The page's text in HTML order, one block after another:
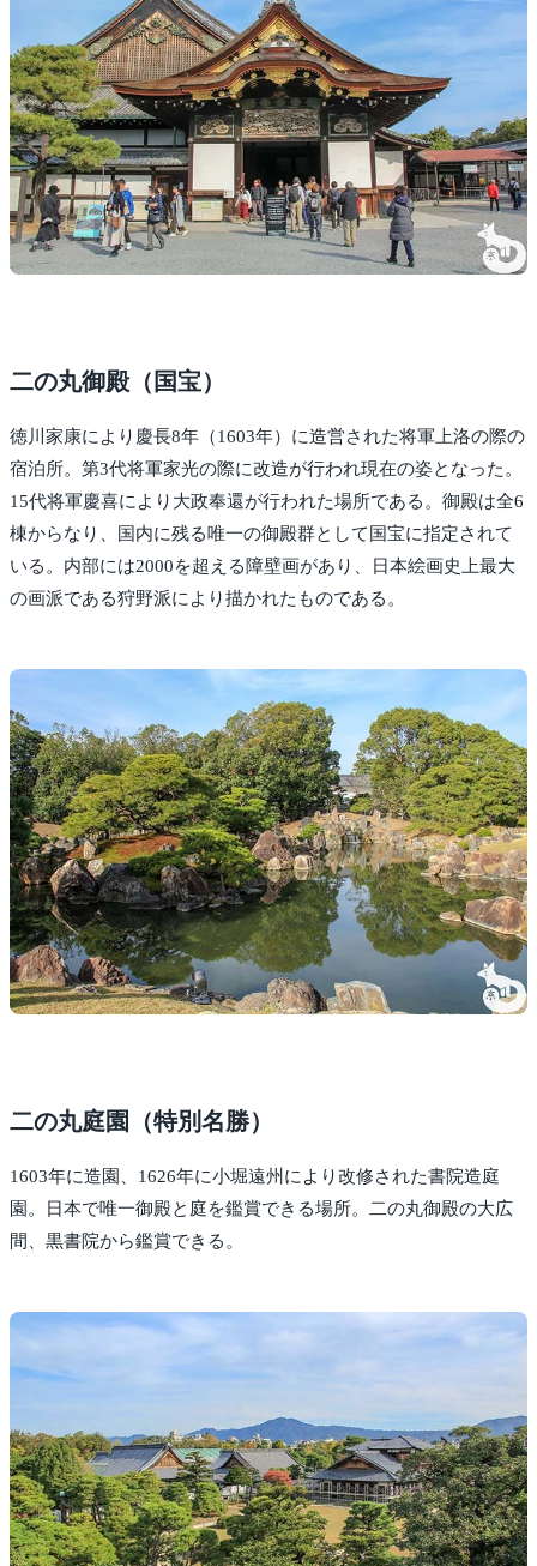
二の丸御殿（国宝）
徳川家康により慶長8年（1603年）に造営された将軍上洛の際の
宿泊所。第3代将軍家光の際に改造が行われ現在の姿となった。
15代将軍慶喜により大政奉還が行われた場所である。御殿は全6
棟からなり、国内に残る唯一の御殿群として国宝に指定されて
いる。内部には2000を超える障壁画があり、日本絵画史上最大
の画派である狩野派により描かれたものである。
二の丸庭園（特別名勝）
1603年に造園、1626年に小堀遠州により改修された書院造庭
園。日本で唯一御殿と庭を鑑賞できる場所。二の丸御殿の大広
間、黒書院から鑑賞できる。